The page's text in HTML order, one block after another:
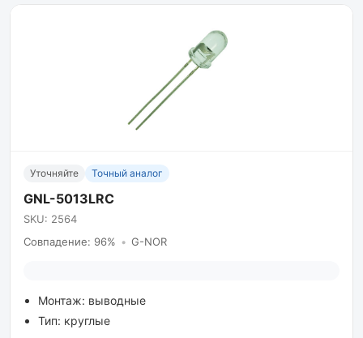
Уточняйте Точный аналог
GNL-5013LRC
SKU: 2564
Совпадение: 96% • G-NOR
Монтаж: выводные
Тип: круглые